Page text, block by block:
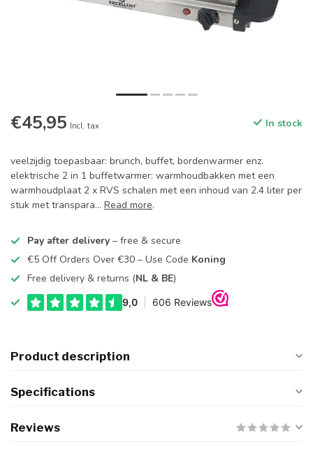
€45,95 Incl. tax In stock
veelzijdig toepasbaar: brunch, buffet, bordenwarmer enz.
elektrische 2 in 1 buffetwarmer: warmhoudbakken met een
warmhoudplaat 2 x RVS schalen met een inhoud van 2.4 liter per
stuk met transpara... Read more.
Pay after delivery – free & secure
€5 Off Orders Over €30 – Use Code Koning
Free delivery & returns (NL & BE)
Product description
Specifications
Reviews